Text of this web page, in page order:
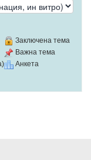
Заключена тема
Важна тема
Анкета